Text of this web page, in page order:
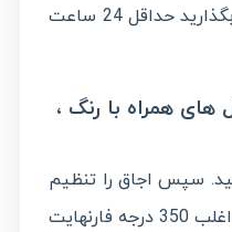
کنید، اما به طور معمول باید بگذارید حداقل 24 ساعت
های همراه با رنگ ،
سپس اجاق را تنظیم
کنید تا در دمای مستقیم که اغلب 350 درجه فارنهایت